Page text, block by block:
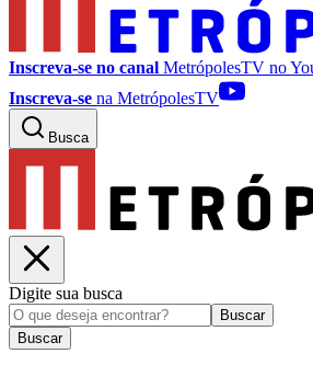
Inscreva-se no canal MetrópolesTV no
Inscreva-se na MetrópolesTV
Busca
Digite sua busca
Buscar
Buscar